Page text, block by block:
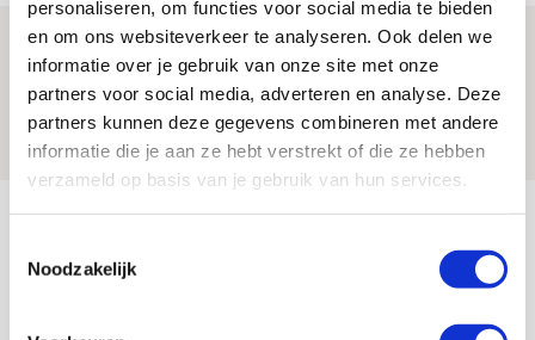
personaliseren, om functies voor social media te bieden
en om ons websiteverkeer te analyseren. Ook delen we
informatie over je gebruik van onze site met onze
partners voor social media, adverteren en analyse. Deze
partners kunnen deze gegevens combineren met andere
informatie die je aan ze hebt verstrekt of die ze hebben
verzameld op basis van je gebruik van hun services.
Noodzakelijk
Spelen bij Jong Ajax of Ajax 1? Dat
maakt Abdalla ‘geen reet’ uit
08 AUGUSTUS 2026 - 10:04
NIEUWS
23
Selectiedag ballenjongens/-meiden